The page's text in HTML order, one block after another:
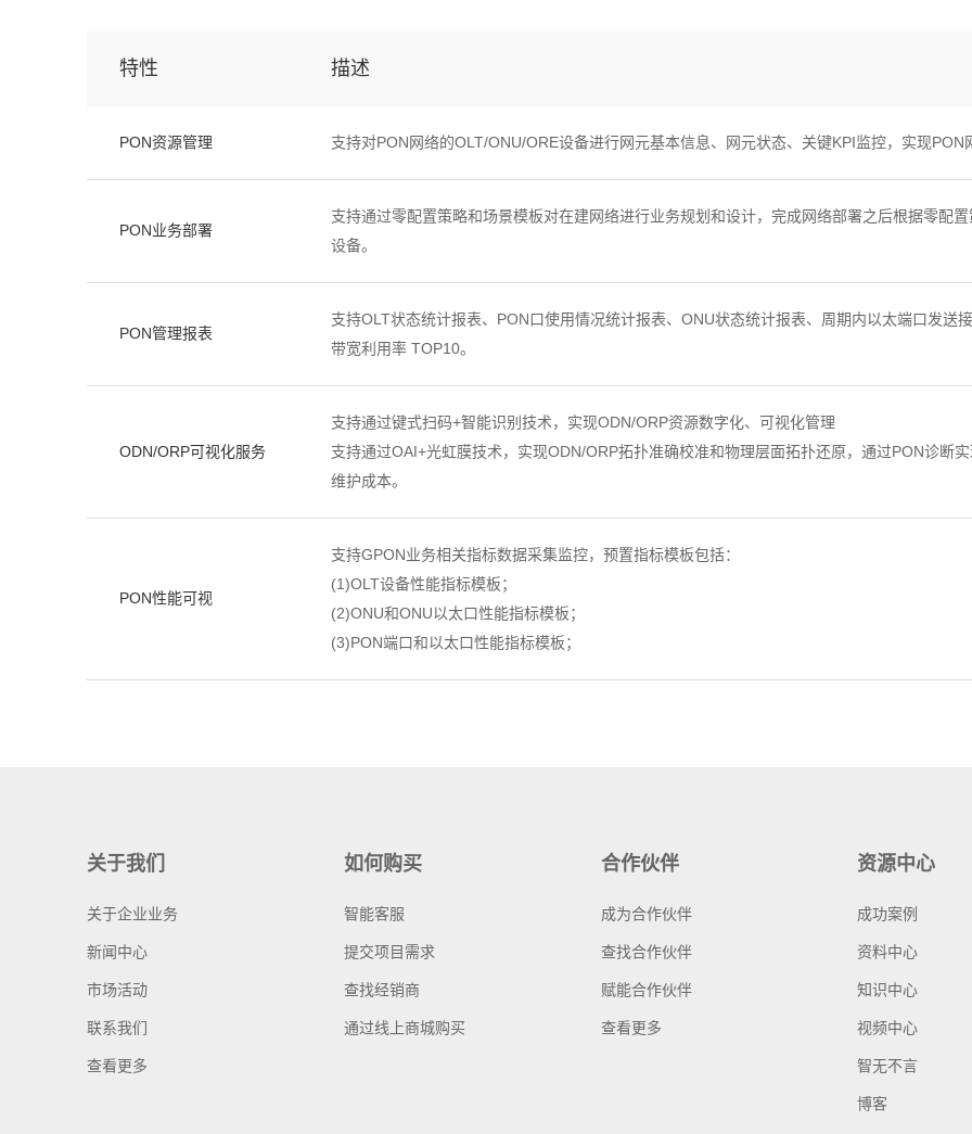
特性 描述
PON资源管理 支持对PON网络的OLT/ONU/ORE设备进行网元基本信息、网元状态、关键KPI监控，实现PON
PON业务部署
支持通过零配置策略和场景模板对在建网络进行业务规划和设计，完成网络部署之后根据零配
设备。
PON管理报表
支持OLT状态统计报表、PON口使用情况统计报表、ONU状态统计报表、周期内以太端口发送
带宽利用率 TOP10。
ODN/ORP可视化服务
支持通过键式扫码+智能识别技术，实现ODN/ORP资源数字化、可视化管理
支持通过OAI+光虹膜技术，实现ODN/ORP拓扑准确校准和物理层面拓扑还原，通过PON诊断
维护成本。
PON性能可视
支持GPON业务相关指标数据采集监控，预置指标模板包括：
(1)OLT设备性能指标模板；
(2)ONU和ONU以太口性能指标模板；
(3)PON端口和以太口性能指标模板；
关于我们
关于企业业务
新闻中心
市场活动
联系我们
查看更多
如何购买
智能客服
提交项目需求
查找经销商
通过线上商城购买
合作伙伴
成为合作伙伴
查找合作伙伴
赋能合作伙伴
查看更多
资源中心
成功案例
资料中心
知识中心
视频中心
智无不言
博客